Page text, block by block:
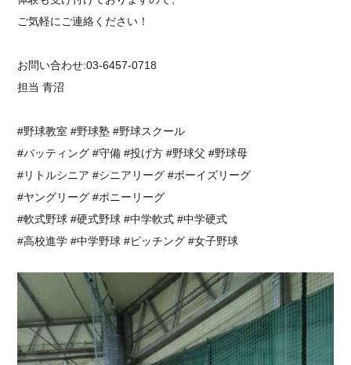
⁡ご気軽にご連絡ください！
お問い合わせ:03-6457-0718
担当 青沼
#野球教室 #野球塾 #野球スクール
#バッティング #守備 #投げ方 #野球父 #野球母
#リトルシニア #シニアリーグ #ボーイズリーグ
#ヤングリーグ #ポニーリーグ
#軟式野球 #硬式野球 #中学軟式 #中学硬式
#高校進学 #中学野球 #ピッチング #女子野球